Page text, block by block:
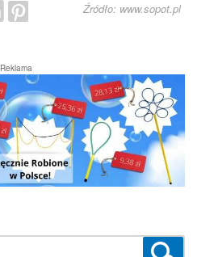
Źródło: www.sopot.pl
Reklama